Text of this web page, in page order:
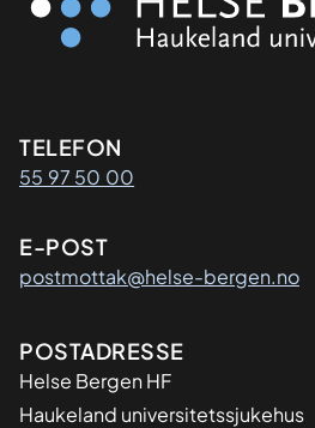
Kontaktinformasjon
TELEFON
55 97 50 00
E-POST
postmottak@helse-bergen.no
Adresse
POSTADRESSE
Helse Bergen HF
Haukeland universitetssjukehus